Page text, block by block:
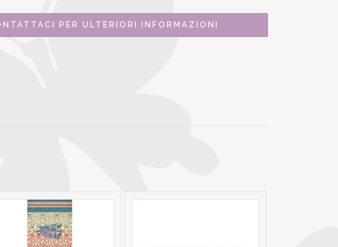
PER ULTERIORI INFORMAZIONI